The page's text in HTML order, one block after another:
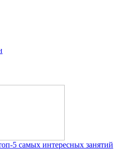
5 самых интересных занятий